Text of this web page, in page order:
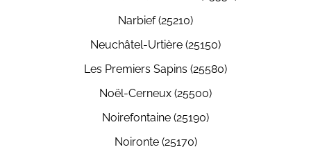
Narbief (25210)
Neuchâtel-Urtière (25150)
Les Premiers Sapins (25580)
Noël-Cerneux (25500)
Noirefontaine (25190)
Noironte (25170)